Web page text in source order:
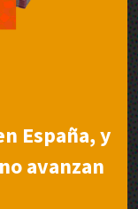
España, y
avanzan